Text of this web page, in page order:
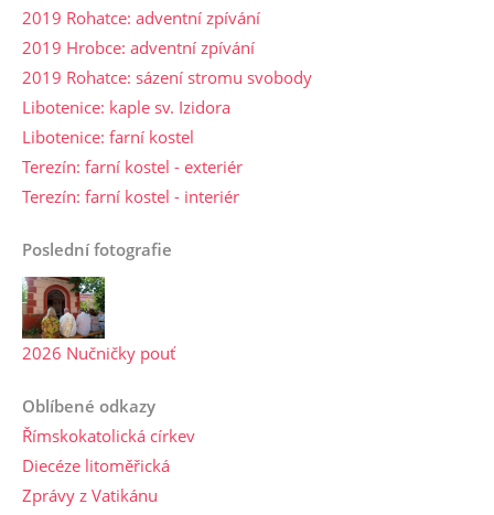
2019 Rohatce: adventní zpívání
2019 Hrobce: adventní zpívání
2019 Rohatce: sázení stromu svobody
Libotenice: kaple sv. Izidora
Libotenice: farní kostel
Terezín: farní kostel - exteriér
Terezín: farní kostel - interiér
Poslední fotografie
2026 Nučničky pouť
Oblíbené odkazy
Římskokatolická církev
Diecéze litoměřická
Zprávy z Vatikánu